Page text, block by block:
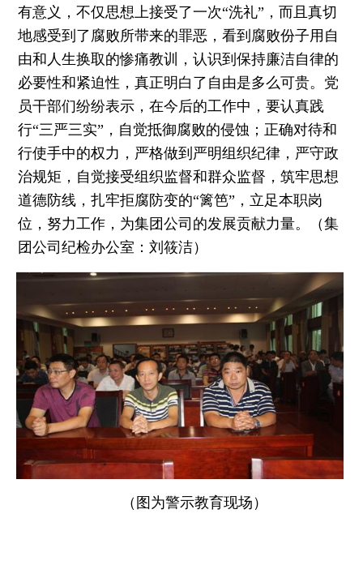
有意义，不仅思想上接受了一次“洗礼”，而且真切
地感受到了腐败所带来的罪恶，看到腐败份子用自
由和人生换取的惨痛教训，认识到保持廉洁自律的
必要性和紧迫性，真正明白了自由是多么可贵。党
员干部们纷纷表示，在今后的工作中，要认真践
行“三严三实”，自觉抵御腐败的侵蚀；正确对待和
行使手中的权力，严格做到严明组织纪律，严守政
治规矩，自觉接受组织监督和群众监督，筑牢思想
道德防线，扎牢拒腐防变的“篱笆”，立足本职岗
位，努力工作，为集团公司的发展贡献力量。（集
团公司纪检办公室：刘筱洁）
（图为警示教育现场）